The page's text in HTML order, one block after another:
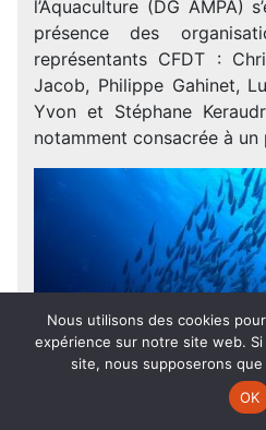
l’Aquaculture (DG AMPA)
présence des
représentants CFDT :
Jacob, Philippe Gahinet,
Yvon et Stéphane
notamment consacrée à un
Nous utilisons des cookies
expérience sur notre site web.
site, nous supposerons
OK